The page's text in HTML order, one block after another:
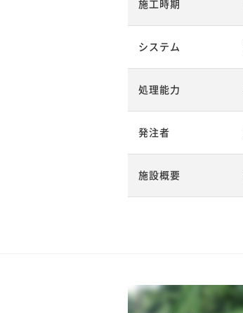
施工時期
システム
処理能力
発注者
施設概要